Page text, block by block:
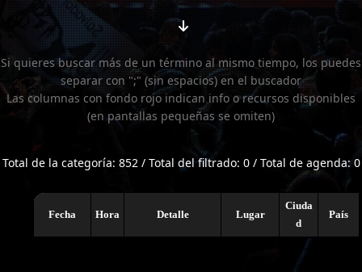
Si quieres buscar más de un término al mismo tiempo, los puedes
separar con ";" (sin espacios) en el buscador
Las columnas con fondo rojo indican info o recursos disponibles
(en pantallas pequeñas se omiten)
Total de la categoría: 852 / Total del filtrado: 0 / Total de agenda: 0
Fecha Hora Detalle Lugar
Ciuda
d
País